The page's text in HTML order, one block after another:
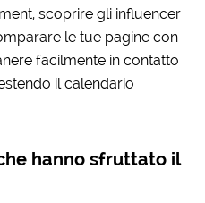
scoprire gli influencer
le tue pagine con
facilmente in contatto
il calendario
hanno sfruttato il